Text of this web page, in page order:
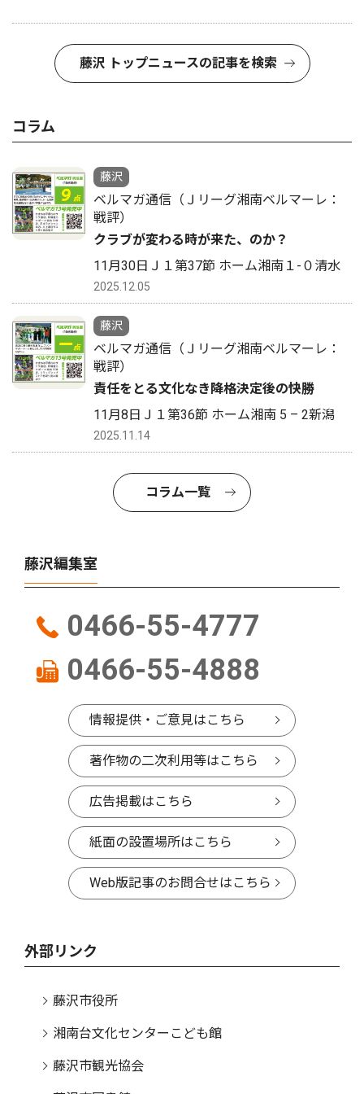
藤沢 トップニュースの記事を検索
コラム
藤沢
ベルマガ通信（Ｊリーグ湘南ベルマーレ：
戦評）
クラブが変わる時が来た、のか？
11月30日Ｊ１第37節 ホーム湘南１-０清水
2025.12.05
藤沢
ベルマガ通信（Ｊリーグ湘南ベルマーレ：
戦評）
責任をとる文化なき降格決定後の快勝
11月8日Ｊ１第36節 ホーム湘南 5 – 2新潟
2025.11.14
コラム一覧
藤沢編集室
0466-55-4777
0466-55-4888
情報提供・ご意見はこちら
著作物の二次利用等はこちら
広告掲載はこちら
紙面の設置場所はこちら
Web版記事のお問合せはこちら
外部リンク
藤沢市役所
湘南台文化センターこども館
藤沢市観光協会